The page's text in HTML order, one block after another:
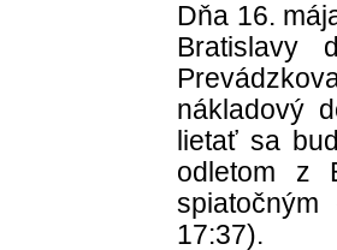
Dňa 16.
Bratislavy
nákladový
lietať sa
odletom z
17:37).